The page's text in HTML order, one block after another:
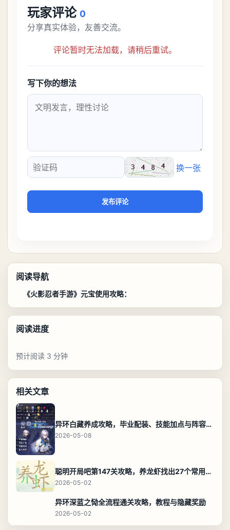
玩家评论 0
分享真实体验，友善交流。
评论暂时无法加载，请稍后重试。
写下你的想法
验证码
换一张
发布评论
阅读导航
《火影忍者手游》元宝使用攻略：
阅读进度
预计阅读 3 分钟
相关文章
异环白藏养成攻略，毕业配装、技能加点与阵容搭配保姆级解析
2026-05-08
聪明开局吧第147关攻略，养龙虾找出27个常用字通关答案
2026-05-02
异环深蓝之恸全流程通关攻略，教程与隐藏奖励
2026-05-02